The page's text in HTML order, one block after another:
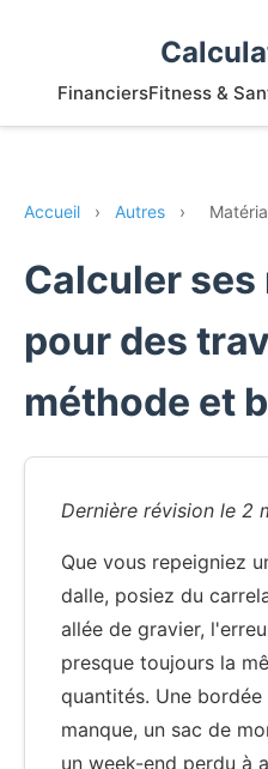
FinanciersFitness &
Accueil › Autres ›
Calculer
pour des
méthode et
Dernière révision le 2
Que vous repeigniez
dalle, posiez du
allée de gravier,
presque toujours la
quantités. Une
manque, un sac de
un week-end perdu à